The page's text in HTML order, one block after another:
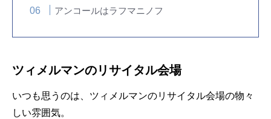
アンコールはラフマニノフ
ツィメルマンのリサイタル会場
いつも思うのは、ツィメルマンのリサイタル会場の物々
しい雰囲気。